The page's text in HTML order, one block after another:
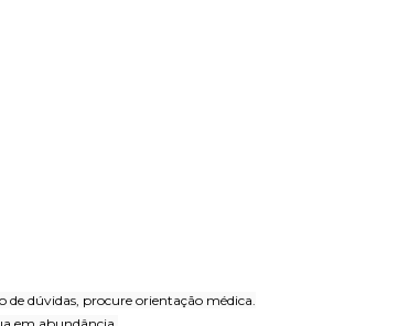
de dúvidas, procure orientação médica.